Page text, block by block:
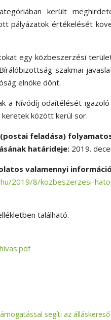
került
pályázatok értékelését
egy közbeszerzési
szakmai
elnöke dönt.
a Nívódíj odaítélését
között kerül sor.
feladása)
határideje: 2019.
valamennyi
2019/8/kozbeszerzesi-
található.
segíti az